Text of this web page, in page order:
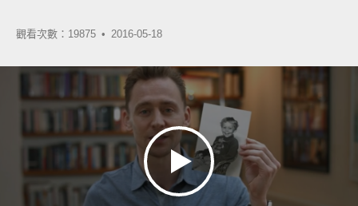
觀看次數：19875 • 2016-05-18